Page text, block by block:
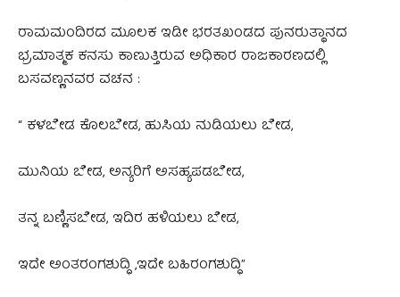
ರಾಮಮಂದಿರದ ಮೂಲಕ ಇಡೀ ಭರತಖಂಡದ ಪುನರುತ್ಥಾನದ
ಭ್ರಮಾತ್ಮಕ ಕನಸು ಕಾಣುತ್ತಿರುವ ಅಧಿಕಾರ ರಾಜಕಾರಣದಲ್ಲಿ
ಬಸವಣ್ಣನವರ ವಚನ :
“ ಕಳಬೇಡ ಕೊಲಬೇಡ, ಹುಸಿಯ ನುಡಿಯಲು ಬೇಡ,
ಮುನಿಯ ಬೇಡ, ಅನ್ಯರಿಗೆ ಅಸಹ್ಯಪಡಬೇಡ,
ತನ್ನ ಬಣ್ಣಿಸಬೇಡ, ಇದಿರ ಹಳಿಯಲು ಬೇಡ,
ಇದೇ ಅಂತರಂಗಶುದ್ಧಿ ,ಇದೇ ಬಹಿರಂಗಶುದ್ಧಿ”